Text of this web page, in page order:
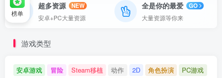
超多资源
NEW
安卓+PC大量资源
全是你的最爱
GO
大量资源等你来
游戏类型
安卓游戏 冒险 Steam移植 动作 2D 角色扮演
PC游戏
榜单